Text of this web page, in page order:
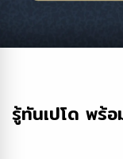
รู้ทันเปโด พร้